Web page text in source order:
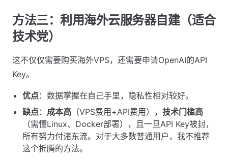
方法三：利用海外云服务器自建（适合
技术党）
这不仅仅需要购买海外VPS，还需要申请OpenAI的API
Key。
优点：数据掌握在自己手里，隐私性相对较好。
缺点： 成本高 （VPS费用+API费用）， 技术门槛高
（需懂Linux、Docker部署），且一旦API Key被封，
所有努力付诸东流。对于大多数普通用户，我不推荐
这个折腾的方法。